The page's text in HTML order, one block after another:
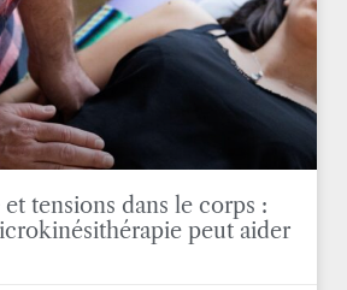
et tensions dans le corps :
peut aider